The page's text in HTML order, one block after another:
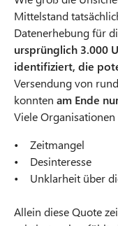
Mittelstand
Datenerhebung für
ursprünglich 3.000
identifiziert, die
Versendung von
konnten am Ende
Viele
• Zeitmangel
• Desinteresse
• Unklarheit über
Allein diese Quote